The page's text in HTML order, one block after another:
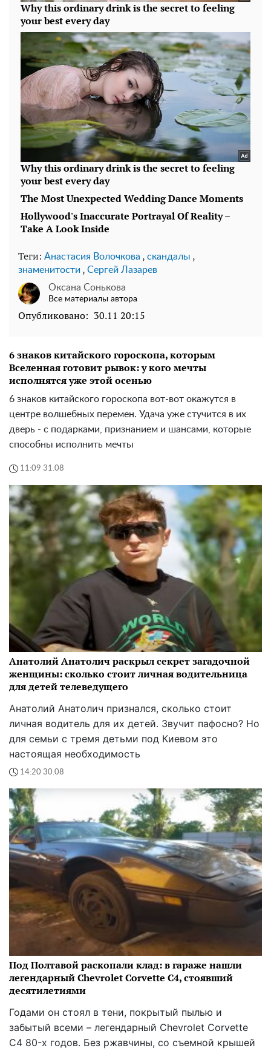
Теги: Анастасия Волочкова , скандалы ,
знаменитости , Сергей Лазарев
Оксана Сонькова
Все материалы автора
Опубликовано: 30.11 20:15
6 знаков китайского гороскопа, которым
Вселенная готовит рывок: у кого мечты
исполнятся уже этой осенью
6 знаков китайского гороскопа вот-вот окажутся в
центре волшебных перемен. Удача уже стучится в их
дверь - с подарками, признанием и шансами, которые
способны исполнить мечты
11:09 31.08
Анатолий Анатолич раскрыл секрет загадочной
женщины: сколько стоит личная водительница
для детей телеведущего
Анатолий Анатолич признался, сколько стоит
личная водитель для их детей. Звучит пафосно? Но
для семьи с тремя детьми под Киевом это
настоящая необходимость
14:20 30.08
Под Полтавой раскопали клад: в гараже нашли
легендарный Chevrolet Corvette C4, стоявший
десятилетиями
Годами он стоял в тени, покрытый пылью и
забытый всеми – легендарный Chevrolet Corvette
C4 80-х годов. Без ржавчины, со съемной крышей